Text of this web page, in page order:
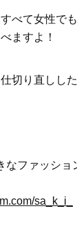
べて女性で
ますよ！
切り直しし
なファッショ
sa_k_i_